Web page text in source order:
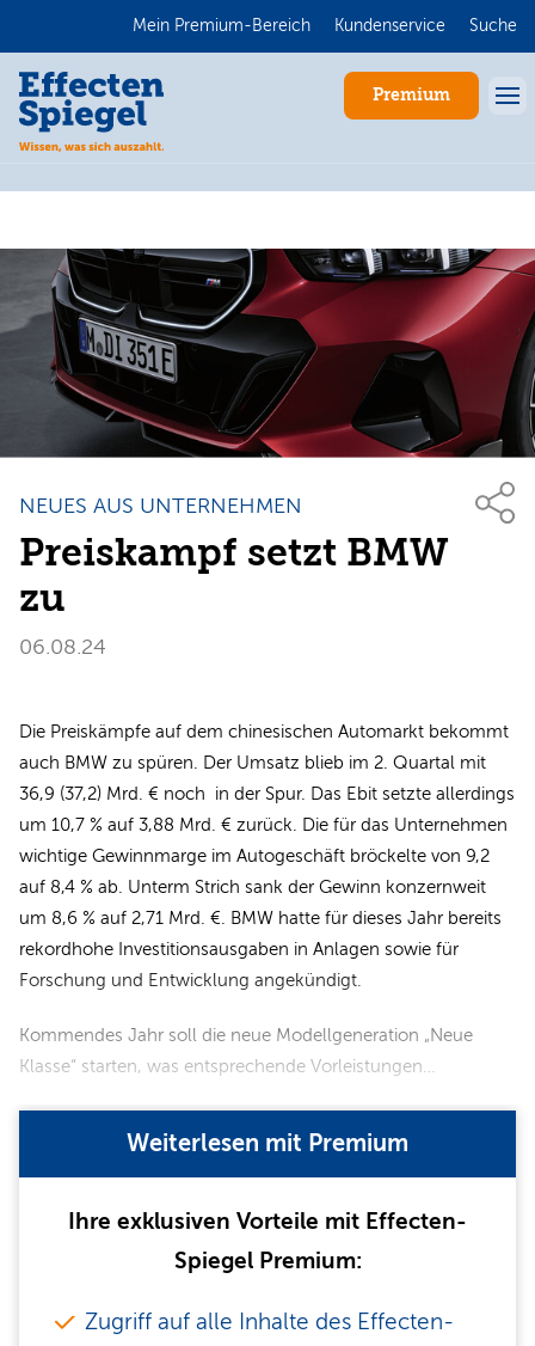
Mein Premium-Bereich Kundenservice Suche
Premium
NEUES AUS UNTERNEHMEN
Preiskampf setzt BMW
zu
06.08.24
Die Preiskämpfe auf dem chinesischen Automarkt bekommt
auch BMW zu spüren. Der Umsatz blieb im 2. Quartal mit
36,9 (37,2) Mrd. € noch in der Spur. Das Ebit setzte allerdings
um 10,7 % auf 3,88 Mrd. € zurück. Die für das Unternehmen
wichtige Gewinnmarge im Autogeschäft bröckelte von 9,2
auf 8,4 % ab. Unterm Strich sank der Gewinn konzernweit
um 8,6 % auf 2,71 Mrd. €. BMW hatte für dieses Jahr bereits
rekordhohe Investitionsausgaben in Anlagen sowie für
Forschung und Entwicklung angekündigt.
Kommendes Jahr soll die neue Modellgeneration „Neue
Klasse“ starten, was entsprechende Vorleistungen…
Weiterlesen mit Premium
Ihre exklusiven Vorteile mit Effecten-
Spiegel Premium:
Zugriff auf alle Inhalte des Effecten-
Anmelden